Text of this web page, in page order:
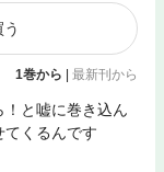
1巻から 最新刊から
と嘘に巻き込ん
てくるんです